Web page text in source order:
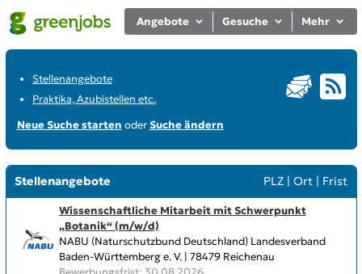
Angebote Gesuche Mehr
Stellenangebote
Praktika, Azubistellen etc.
Neue Suche starten oderSuche ändern
Stellenangebote PLZ |Ort Frist
Wissenschaftliche Mitarbeit mit Schwerpunkt
„Botanik“ (m/w/d)
NABU (Naturschutzbund Deutschland) Landesverband
Baden-Württemberg e. V. | 78479 Reichenau